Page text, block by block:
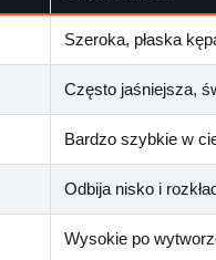
Szeroka, płaska
Często jaśniejsza,
Bardzo szybkie w
Odbija nisko i
Wysokie po